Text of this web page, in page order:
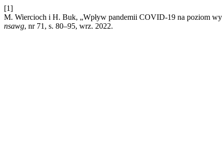
[1]
M. Wiercioch i H. Buk, „Wpływ pandemii COVID-19 na poziom
nsawg, nr 71, s. 80–95, wrz. 2022.